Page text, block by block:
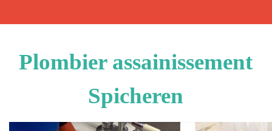
Plombier assainissement
Spicheren